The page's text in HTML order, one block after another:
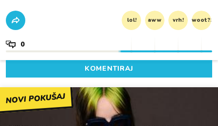
lol! aww vrh! woot?!
0
KOMENTIRAJ
NOVI POKUŠAJ